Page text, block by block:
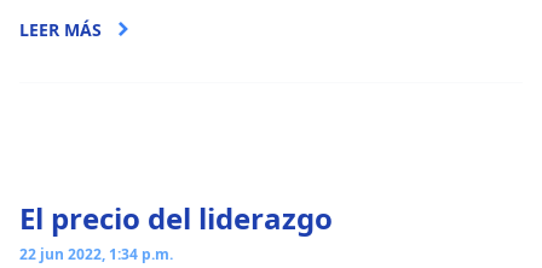
LEER MÁS
El precio del liderazgo
22 jun 2022, 1:34 p.m.